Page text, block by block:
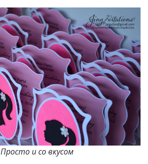
Просто и со вкусом